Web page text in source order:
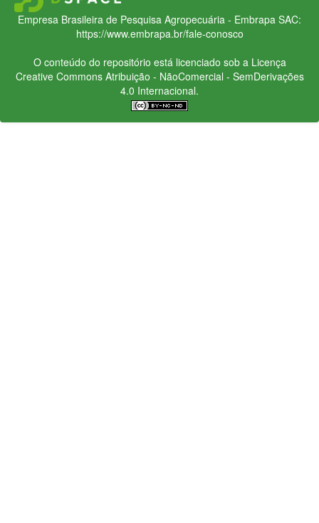
Empresa Brasileira de Pesquisa Agropecuária - Embrapa SAC:
https://www.embrapa.br/fale-conosco
O conteúdo do repositório está licenciado sob a Licença
Creative CommonsAtribuição - NãoComercial - SemDerivações
4.0 Internacional.